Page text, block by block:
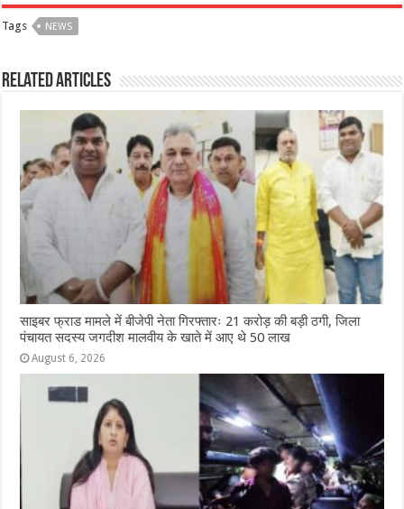
c
e
b
o
o
k
at
A
p
p
ss
n
g
e
r
itt
r
e
ra
m
ar
Tags NEWS
Related Articles
साइबर फ्राड मामले में बीजेपी नेता गिरफ्तारः 21 करोड़ की बड़ी ठगी, जिला
पंचायत सदस्य जगदीश मालवीय के खाते में आए थे 50 लाख
August 6, 2026